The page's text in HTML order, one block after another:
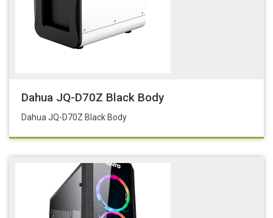
Dahua JQ-D70Z Black Body
Dahua JQ-D70Z Black Body